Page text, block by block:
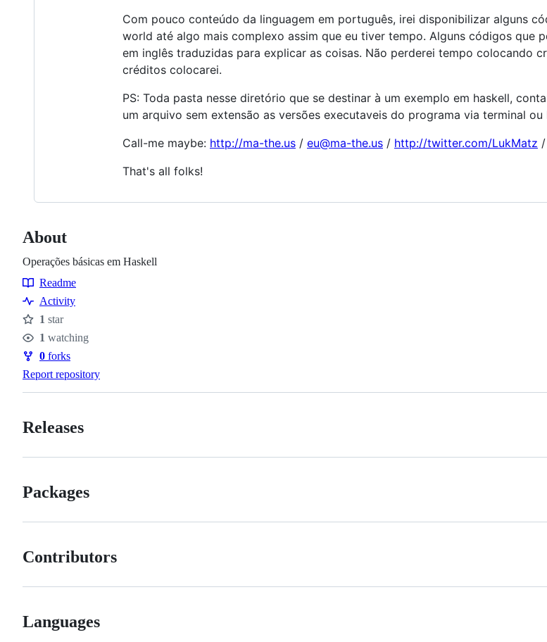
Com pouco conteúdo da linguagem em português, irei disponibilizar alguns
world até algo mais complexo assim que eu tiver tempo. Alguns códigos que
em inglês traduzidas para explicar as coisas. Não perderei tempo colocando
créditos colocarei.
PS: Toda pasta nesse diretório que se destinar à um exemplo em haskell,
um arquivo sem extensão as versões executaveis do programa via terminal
Call-me maybe: http://ma-the.us / eu@ma-the.us / http://twitter.com/LukMatz /
That's all folks!
About
Operações básicas em Haskell
Resources
Readme
Activity
Stars
1 star
Watchers
1 watching
Forks
0 forks
Report repository
Releases
Packages
Contributors
Languages